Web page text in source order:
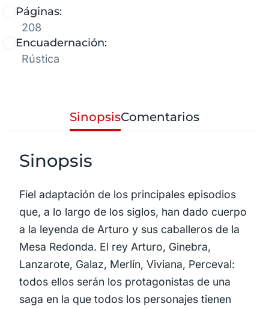
Páginas:
208
Encuadernación:
Rústica
SinopsisComentarios
Sinopsis
Fiel adaptación de los principales episodios
que, a lo largo de los siglos, han dado cuerpo
a la leyenda de Arturo y sus caballeros de la
Mesa Redonda. El rey Arturo, Ginebra,
Lanzarote, Galaz, Merlín, Viviana, Perceval:
todos ellos serán los protagonistas de una
saga en la que todos los personajes tienen